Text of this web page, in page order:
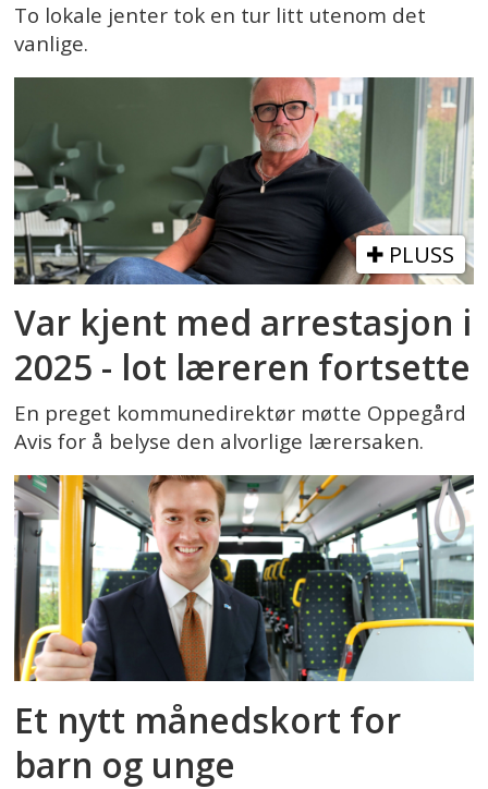
To lokale jenter tok en tur litt utenom det
vanlige.
PLUSS
Var kjent med arrestasjon i
2025 - lot læreren fortsette
En preget kommunedirektør møtte Oppegård
Avis for å belyse den alvorlige lærersaken.
Et nytt månedskort for
barn og unge